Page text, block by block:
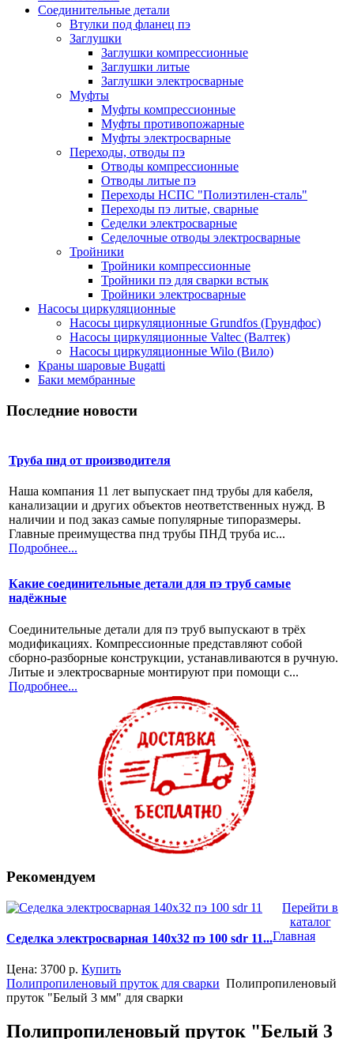
Соединительные детали
Втулки под фланец пэ
Заглушки
Заглушки компрессионные
Заглушки литые
Заглушки электросварные
Муфты
Муфты компрессионные
Муфты противопожарные
Муфты электросварные
Переходы, отводы пэ
Отводы компрессионные
Отводы литые пэ
Переходы НСПС "Полиэтилен-сталь"
Переходы пэ литые, сварные
Седелки электросварные
Седелочные отводы электросварные
Тройники
Тройники компрессионные
Тройники пэ для сварки встык
Тройники электросварные
Насосы циркуляционные
Насосы циркуляционные Grundfos (Грундфос)
Насосы циркуляционные Valtec (Валтек)
Насосы циркуляционные Wilo (Вило)
Краны шаровые Bugatti
Баки мембранные
Последние новости
Труба пнд от производителя
Наша компания 11 лет выпускает пнд трубы для кабеля,
канализации и других объектов неответственных нужд. В
наличии и под заказ самые популярные типоразмеры.
Главные преимущества пнд трубы ПНД труба ис...
Подробнее...
Какие соединительные детали для пэ труб самые
надёжные
Соединительные детали для пэ труб выпускают в трёх
модификациях. Компрессионные представляют собой
сборно-разборные конструкции, устанавливаются в ручную.
Литые и электросварные монтируют при помощи с...
Подробнее...
Рекомендуем
Седелка электросварная 140x32 пэ 100 sdr 11...
Цена: 3700 р. Купить
Перейти в
каталог
Главная
Полипропиленовый пруток для сварки Полипропиленовый
пруток "Белый 3 мм" для сварки
Полипропиленовый пруток "Белый 3